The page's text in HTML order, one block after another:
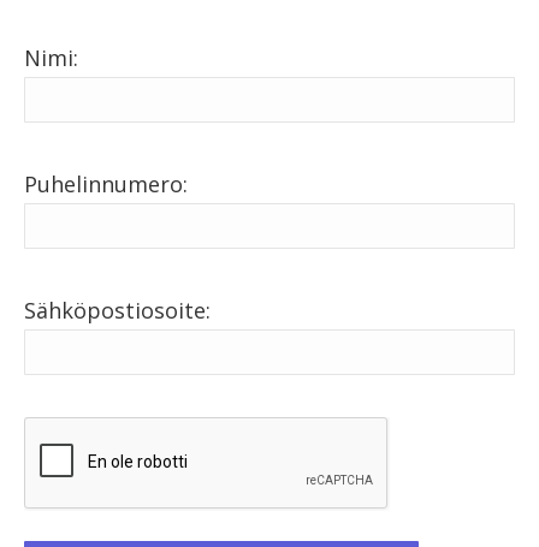
Nimi:
Puhelinnumero:
Sähköpostiosoite: